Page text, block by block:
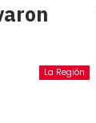
La Región